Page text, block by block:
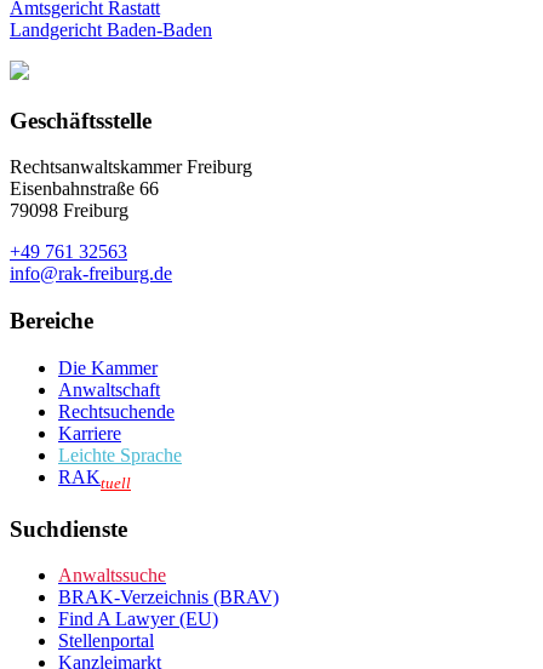
Amtsgericht Rastatt
Landgericht Baden-Baden
Geschäftsstelle
Rechtsanwaltskammer Freiburg
Eisenbahnstraße 66
79098 Freiburg
+49 761 32563
info@rak-freiburg.de
Bereiche
Die Kammer
Anwaltschaft
Rechtsuchende
Karriere
Leichte Sprache
RAKtuell
Suchdienste
Anwaltssuche
BRAK-Verzeichnis (BRAV)
Find A Lawyer (EU)
Stellenportal
Kanzleimarkt